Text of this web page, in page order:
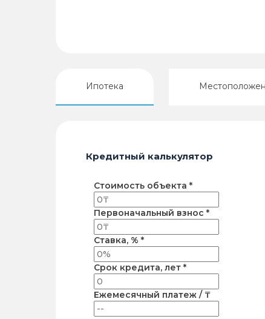
Ипотека
Кредитный калькулятор
Стоимость объекта *
Первоначальный взнос *
Ставка, % *
Срок кредита, лет *
Ежемесячный платеж / ₸